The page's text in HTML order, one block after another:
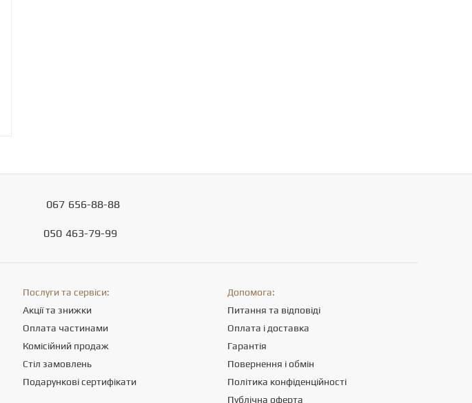
067 656-88-88
050 463-79-99
Послуги та сервіси:
Акції та знижки
Оплата частинами
Комісійний продаж
Стіл замовлень
Подарункові сертифікати
Допомога:
Питання та відповіді
Оплата і доставка
Гарантія
Повернення і обмін
Політика конфіденційності
Публічна оферта